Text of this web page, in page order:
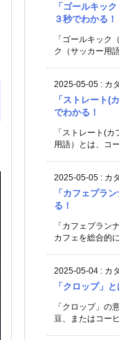
「ゴールキッ
３秒でわかる！
「ゴールキック
ク（サッカー用
2025-05-05 : カ
「ストレート(
でわかる！
「ストレート(
用語）とは、コー
2025-05-05 : カ
「カフェプラ
る！
「カフェプラン
カフェを総合的
2025-05-04 : カ
「クロップ」
「クロップ」の
豆、またはコー